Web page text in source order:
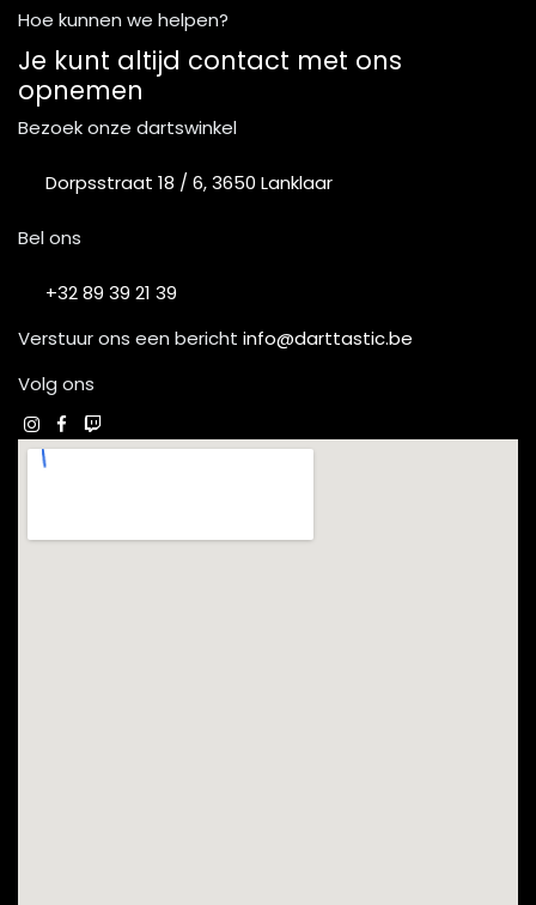
Hoe kunnen we helpen?
Je kunt altijd contact met ons
opnemen
Bezoek onze dartswinkel
Dorpsstraat 18 / 6, 3650 Lanklaar
Bel ons
+32 89 39 21 39
Verstuur ons een bericht info@darttastic.be
Volg ons